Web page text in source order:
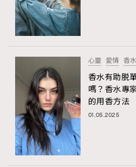
心靈 愛情 香水
香水有助脱
嗎？香水專
的用香方法
01.05.2025